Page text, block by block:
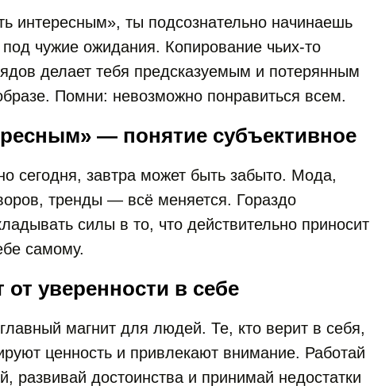
интересным», ты подсознательно начинаешь
под чужие ожидания. Копирование чьих-то
делает тебя предсказуемым и потерянным
Помни: невозможно понравиться всем.
— понятие субъективное
сегодня, завтра может быть забыто. Мода,
тренды — всё меняется. Гораздо
силы в то, что действительно приносит
самому.
от уверенности в себе
магнит для людей. Те, кто верит в себя,
ценность и привлекают внимание. Работай
развивай достоинства и принимай недостатки